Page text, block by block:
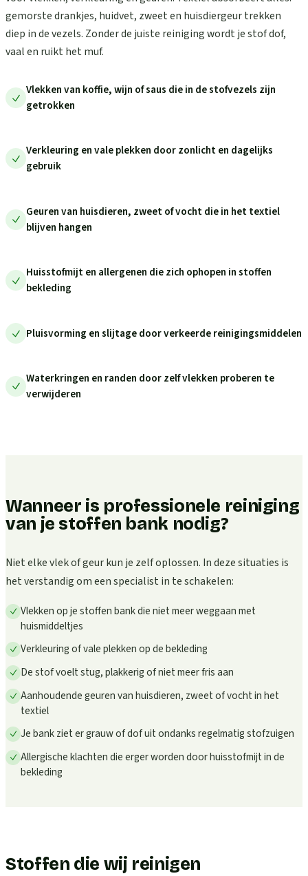
gemorste drankjes, huidvet, zweet en huisdiergeur trekken
diep in de vezels. Zonder de juiste reiniging wordt je stof dof,
vaal en ruikt het muf.
Vlekken van koffie, wijn of saus die in de stofvezels zijn
getrokken
Verkleuring en vale plekken door zonlicht en dagelijks
gebruik
Geuren van huisdieren, zweet of vocht die in het textiel
blijven hangen
Huisstofmijt en allergenen die zich ophopen in stoffen
bekleding
Pluisvorming en slijtage door verkeerde reinigingsmiddelen
Waterkringen en randen door zelf vlekken proberen te
verwijderen
Wanneer is professionele reiniging
van je stoffen bank nodig?
Niet elke vlek of geur kun je zelf oplossen. In deze situaties is
het verstandig om een specialist in te schakelen:
Vlekken op je stoffen bank die niet meer weggaan met
huismiddeltjes
Verkleuring of vale plekken op de bekleding
De stof voelt stug, plakkerig of niet meer fris aan
Aanhoudende geuren van huisdieren, zweet of vocht in het
textiel
Je bank ziet er grauw of dof uit ondanks regelmatig stofzuigen
Allergische klachten die erger worden door huisstofmijt in de
bekleding
Stoffen die wij reinigen